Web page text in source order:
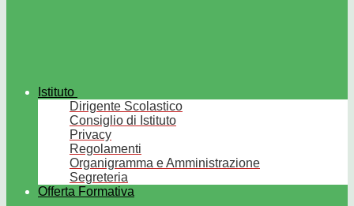
Istituto
Dirigente Scolastico
Consiglio di Istituto
Privacy
Regolamenti
Organigramma e Amministrazione
Segreteria
Offerta Formativa